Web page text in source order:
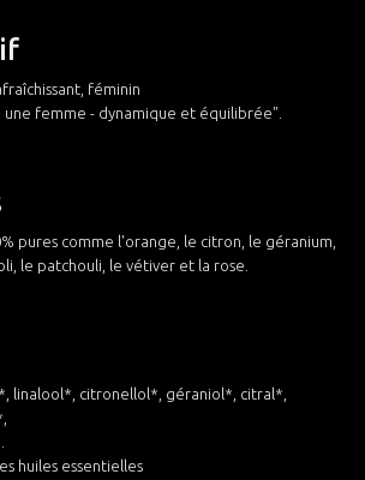
féminin
femme - dynamique et équilibrée".
pures comme l'orange, le citron, le géranium,
le patchouli, le vétiver et la rose.
linalool*, citronellol*, géraniol*, citral*,
huiles essentielles